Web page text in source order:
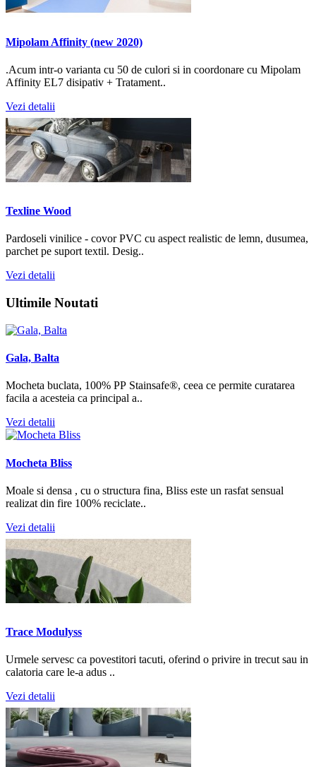
Mipolam Affinity (new 2020)
.Acum intr-o varianta cu 50 de culori si in coordonare cu Mipolam
Affinity EL7 disipativ + Tratament..
Vezi detalii
Texline Wood
Pardoseli vinilice - covor PVC cu aspect realistic de lemn, dusumea,
parchet pe suport textil. Desig..
Vezi detalii
Ultimile Noutati
Gala, Balta
Mocheta buclata, 100% PP Stainsafe®, ceea ce permite curatarea
facila a acesteia ca principal a..
Vezi detalii
Mocheta Bliss
Moale si densa , cu o structura fina, Bliss este un rasfat sensual
realizat din fire 100% reciclate..
Vezi detalii
Trace Modulyss
Urmele servesc ca povestitori tacuti, oferind o privire in trecut sau in
calatoria care le-a adus ..
Vezi detalii